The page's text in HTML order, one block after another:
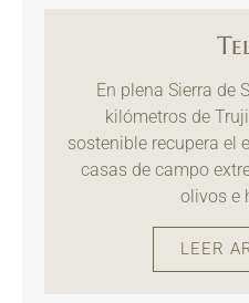
En plena Sierra de
kilómetros de
sostenible recupera el
casas de campo
olivos e
LEER